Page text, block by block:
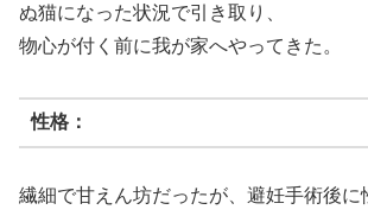
ぬ猫になった状況で引き取り、
物心が付く前に我が家へやってきた。
性格：
繊細で甘えん坊だったが、避妊手術後に